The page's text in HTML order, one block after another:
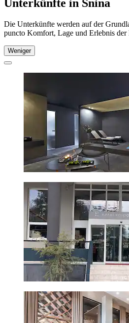
Unterkünfte in Snina
Die Unterkünfte werden auf der
puncto Komfort, Lage und Erlebnis der
Weniger